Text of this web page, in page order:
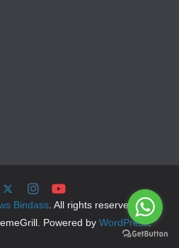
Bindass. All rights reserved.
Powered by WordPress.